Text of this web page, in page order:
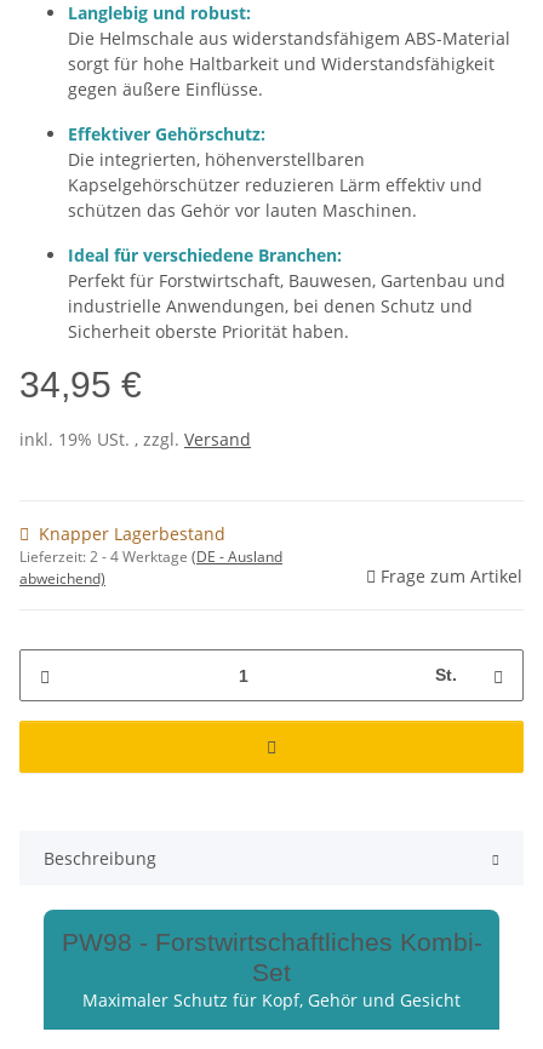
Langlebig und robust:
Die Helmschale aus widerstandsfähigem ABS-Material
sorgt für hohe Haltbarkeit und Widerstandsfähigkeit
gegen äußere Einflüsse.
Effektiver Gehörschutz:
Die integrierten, höhenverstellbaren
Kapselgehörschützer reduzieren Lärm effektiv und
schützen das Gehör vor lauten Maschinen.
Ideal für verschiedene Branchen:
Perfekt für Forstwirtschaft, Bauwesen, Gartenbau und
industrielle Anwendungen, bei denen Schutz und
Sicherheit oberste Priorität haben.
34,95 €
inkl. 19% USt. , zzgl. Versand
Knapper Lagerbestand
Lieferzeit:2 - 4 Werktage (DE - Ausland
abweichend)
Frage zum Artikel
St.
Beschreibung
PW98 - Forstwirtschaftliches Kombi-
Set
Maximaler Schutz für Kopf, Gehör und Gesicht